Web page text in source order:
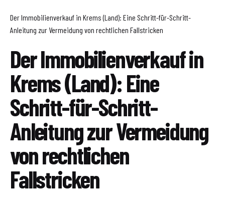
Der Immobilienverkauf in Krems (Land): Eine Schritt-für-Schritt-
Anleitung zur Vermeidung von rechtlichen Fallstricken
Der Immobilienverkauf in
Krems (Land): Eine
Schritt-für-Schritt-
Anleitung zur Vermeidung
von rechtlichen
Fallstricken